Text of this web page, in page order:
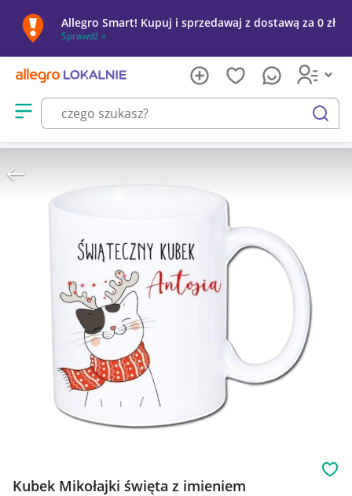
Allegro Smart! Kupuj i sprzedawaj z dostawą za 0 zł
Sprawdź »
Otwórz menu z kategoriami
szukaj
Kubek Mikołajki święta z imieniem